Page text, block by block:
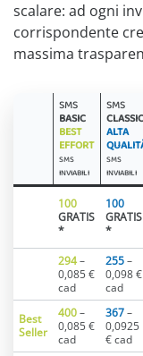
scalare: ad ogni
corrispondente
massima
SMS
BASIC
BEST
EFFORT
SMS
INVIABILI
SMS
CLASSIC
ALTA
SMS
INVIABILI
100
GRATIS
*
100
GRATIS
*
294–
0,085 €
cad
255–
0,098 €
cad
Best
Seller
400–
0,085 €
cad
367–
0,0925
€ cad